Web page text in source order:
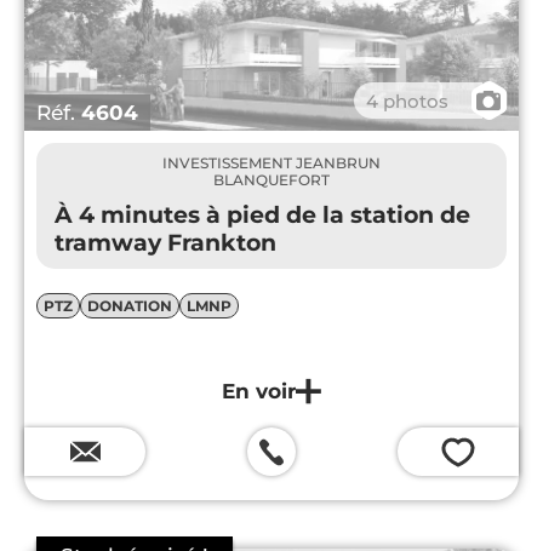
Réf. 4604 4 photos 📷
INVESTISSEMENT JEANBRUN
BLANQUEFORT
À 4 minutes à pied de la station de
tramway Frankton
PTZ DONATION LMNP
💗